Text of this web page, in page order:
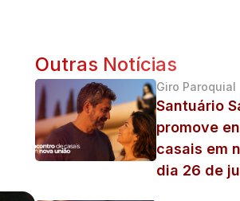
Outras Notícias
Giro Paroquial
Santuário
promove
casais em
dia 26 de